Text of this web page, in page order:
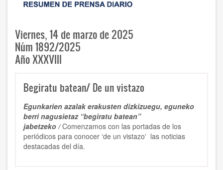
Viernes, 14 de marzo de 2025
Núm 1892/2025
Año XXXVIII
Begiratu batean/ De un vistazo
Egunkarien azalak erakusten dizkizuegu, eguneko
berri nagusietaz “begiratu batean”
jabetzeko /Comenzamos con las portadas de los
periódicos para conocer ‘de un vistazo' las noticias
destacadas del día.